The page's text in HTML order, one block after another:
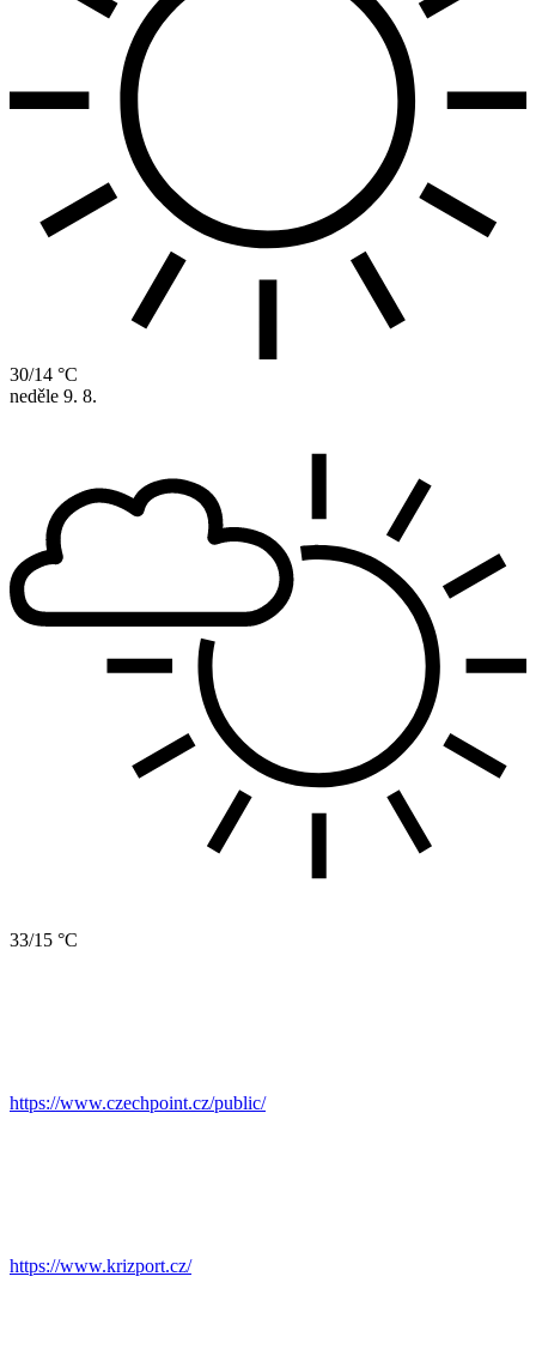
30/14 °C
neděle 9. 8.
33/15 °C
https://www.czechpoint.cz/public/
https://www.krizport.cz/